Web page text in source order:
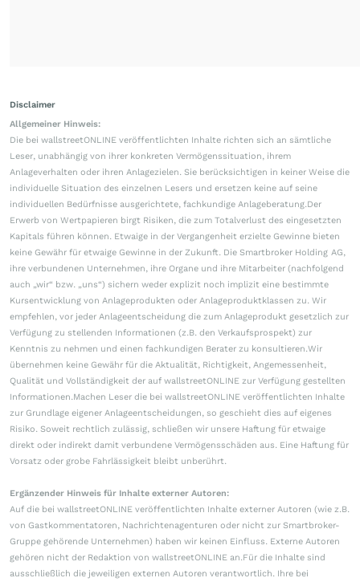
Disclaimer
Allgemeiner Hinweis:
Die bei wallstreetONLINE veröffentlichten Inhalte richten sich an sämtliche
Leser, unabhängig von ihrer konkreten Vermögenssituation, ihrem
Anlageverhalten oder ihren Anlagezielen. Sie berücksichtigen in keiner Weise die
individuelle Situation des einzelnen Lesers und ersetzen keine auf seine
individuellen Bedürfnisse ausgerichtete, fachkundige Anlageberatung.Der
Erwerb von Wertpapieren birgt Risiken, die zum Totalverlust des eingesetzten
Kapitals führen können. Etwaige in der Vergangenheit erzielte Gewinne bieten
keine Gewähr für etwaige Gewinne in der Zukunft. Die Smartbroker Holding AG,
ihre verbundenen Unternehmen, ihre Organe und ihre Mitarbeiter (nachfolgend
auch „wir“ bzw. „uns“) sichern weder explizit noch implizit eine bestimmte
Kursentwicklung von Anlageprodukten oder Anlageproduktklassen zu. Wir
empfehlen, vor jeder Anlageentscheidung die zum Anlageprodukt gesetzlich zur
Verfügung zu stellenden Informationen (z.B. den Verkaufsprospekt) zur
Kenntnis zu nehmen und einen fachkundigen Berater zu konsultieren.Wir
übernehmen keine Gewähr für die Aktualität, Richtigkeit, Angemessenheit,
Qualität und Vollständigkeit der auf wallstreetONLINE zur Verfügung gestellten
Informationen.Machen Leser die bei wallstreetONLINE veröffentlichten Inhalte
zur Grundlage eigener Anlageentscheidungen, so geschieht dies auf eigenes
Risiko. Soweit rechtlich zulässig, schließen wir unsere Haftung für etwaige
direkt oder indirekt damit verbundene Vermögensschäden aus. Eine Haftung für
Vorsatz oder grobe Fahrlässigkeit bleibt unberührt.
Ergänzender Hinweis für Inhalte externer Autoren:
Auf die bei wallstreetONLINE veröffentlichten Inhalte externer Autoren (wie z.B.
von Gastkommentatoren, Nachrichtenagenturen oder nicht zur Smartbroker-
Gruppe gehörende Unternehmen) haben wir keinen Einfluss. Externe Autoren
gehören nicht der Redaktion von wallstreetONLINE an.Für die Inhalte sind
ausschließlich die jeweiligen externen Autoren verantwortlich. Ihre bei